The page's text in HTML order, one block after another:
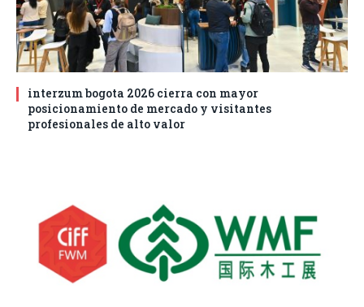
interzum bogota 2026 cierra con mayor
posicionamiento de mercado y visitantes
profesionales de alto valor